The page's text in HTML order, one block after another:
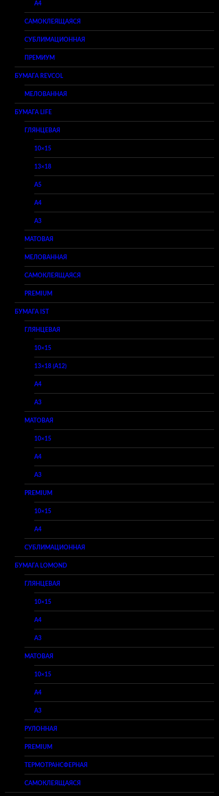
A4
САМОКЛЕЯЩАЯСЯ
СУБЛИМАЦИОННАЯ
ПРЕМИУМ
БУМАГА REVCOL
МЕЛОВАННАЯ
БУМАГА LIFE
ГЛЯНЦЕВАЯ
10×15
13×18
A5
A4
A3
МАТОВАЯ
МЕЛОВАННАЯ
САМОКЛЕЯЩАЯСЯ
PREMIUM
БУМАГА IST
ГЛЯНЦЕВАЯ
10×15
13×18 (A12)
A4
A3
МАТОВАЯ
10×15
A4
A3
PREMIUM
10×15
A4
СУБЛИМАЦИОННАЯ
БУМАГА LOMOND
ГЛЯНЦЕВАЯ
10×15
A4
A3
МАТОВАЯ
10×15
A4
A3
РУЛОННАЯ
PREMIUM
ТЕРМОТРАНСФЕРНАЯ
САМОКЛЕЯЩАЯСЯ